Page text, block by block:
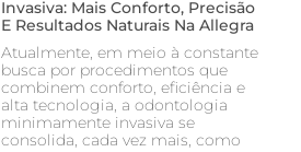
Invasiva: Mais Conforto, Precisão
E Resultados Naturais Na Allegra
Atualmente, em meio à constante
busca por procedimentos que
combinem conforto, eficiência e
alta tecnologia, a odontologia
minimamente invasiva se
consolida, cada vez mais, como